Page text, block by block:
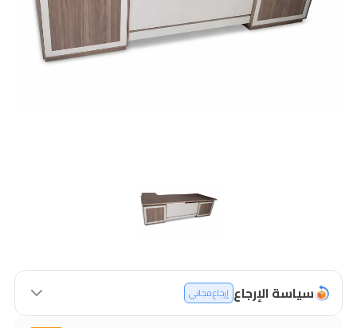
سياسة الإرجاع إرجاع مجاني